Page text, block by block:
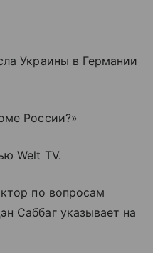
Украины в Германии
России?»
Welt TV.
по вопросам
Саббаг указывает на